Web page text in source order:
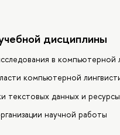
дисциплины
в компьютерной
компьютерной
текстовых данных и ресурсы
научной работы